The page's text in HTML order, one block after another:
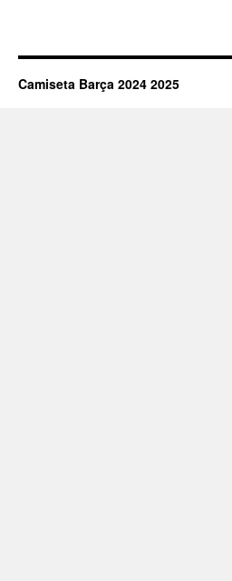
Camiseta Barça 2024 2025